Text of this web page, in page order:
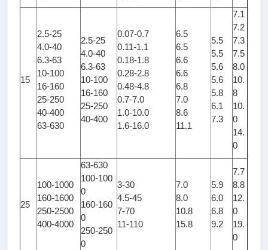
15
2.5-25
4.0-40
6.3-63
10-100
16-160
25-250
40-400
63-630
2.5-25
4.0-40
6.3-63
10-100
16-160
25-250
40-400
0.07-0.7
0.11-1.1
0.18-1.8
0.28-2.8
0.48-4.8
0.7-7.0
1.0-10.0
1.6-16.0
6.5
6.5
6.6
6.6
6.8
7.0
8.6
11.1
5.5
5.5
5.6
5.6
5.8
6.1
7.3
7.1
7.2
7.3
7.5
8.0
10.
8
10.
0
14.
0
25
100-1000
160-1600
250-2500
400-4000
63-630
100-100
0
160-160
0
250-250
0
3-30
4.5-45
7-70
11-110
7.0
8.0
10.8
15.8
5.9
6.0
6.8
9.2
7.7
8.8
12.
0
19.
0